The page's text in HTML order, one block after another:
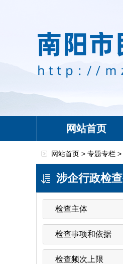
网站首页
网站首页 > 专题专栏 >
检查主体
检查事项和依据
检查频次上限